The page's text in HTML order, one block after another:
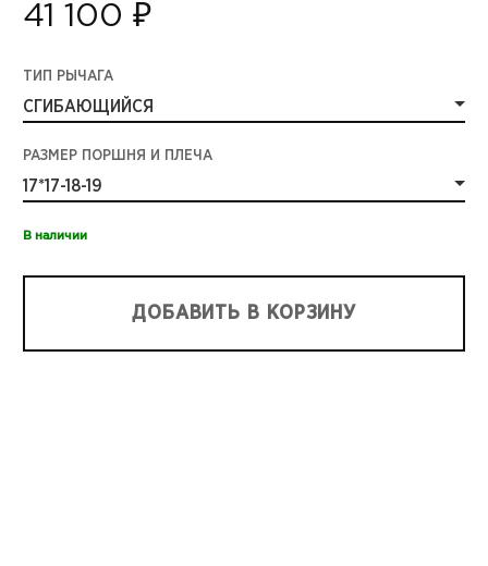
41 100 ₽
ТИП РЫЧАГА
СГИБАЮЩИЙСЯ
РАЗМЕР ПОРШНЯ И ПЛЕЧА
17*17-18-19
В наличии
ДОБАВИТЬ В КОРЗИНУ